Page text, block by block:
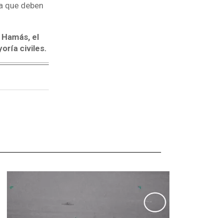
que deben
el
civiles.